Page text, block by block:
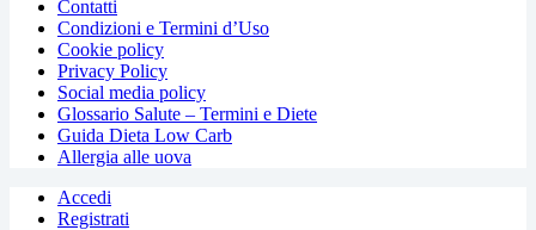
Contatti
Condizioni e Termini d’Uso
Cookie policy
Privacy Policy
Social media policy
Glossario Salute – Termini e Diete
Guida Dieta Low Carb
Allergia alle uova
Accedi
Registrati